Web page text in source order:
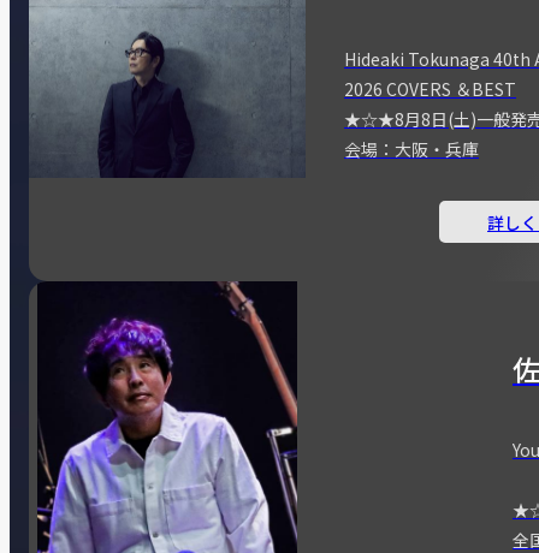
Hideaki Tokunaga 40th
2026 COVERS ＆BEST
★☆★8月8日(土)一般
会場：大阪・兵庫
詳し
全